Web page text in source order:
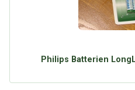
Philips Batterien